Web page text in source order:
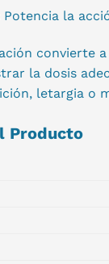
Potencia la
convierte
la dosis
letargia o
Producto